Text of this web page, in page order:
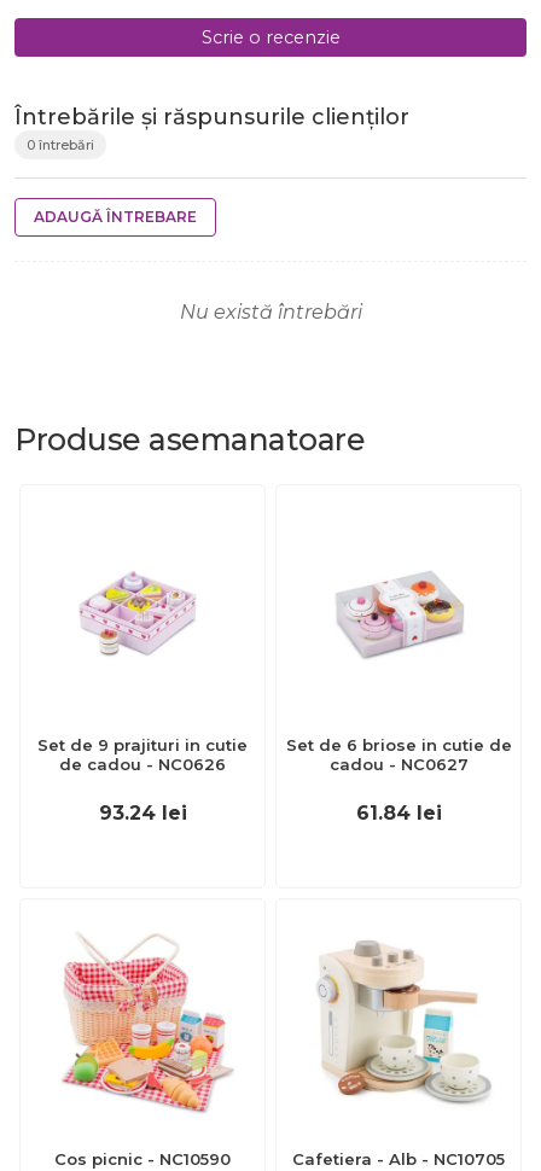
Scrie o recenzie
Întrebările și răspunsurile clienților
0 întrebări
ADAUGĂ ÎNTREBARE
Nu există întrebări
Produse asemanatoare
Set de 9 prajituri in cutie
de cadou - NC0626
93.24 lei
Set de 6 briose in cutie de
cadou - NC0627
61.84 lei
Cos picnic - NC10590 Cafetiera - Alb - NC10705